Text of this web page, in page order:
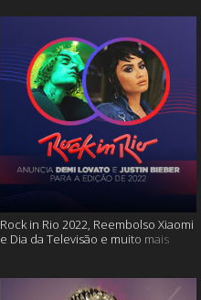
Rock in Rio 2022, Reembolso Xiaomi
e Dia da Televisão e muito mais